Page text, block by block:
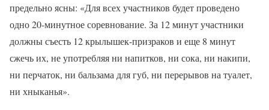
предельно ясны: «Для всех участников будет проведено
одно 20-минутное соревнование. За 12 минут участники
должны съесть 12 крылышек-призраков и еще 8 минут
сжечь их, не употребляя ни напитков, ни сока, ни накипи,
ни перчаток, ни бальзама для губ, ни перерывов на туалет,
ни хныканья».